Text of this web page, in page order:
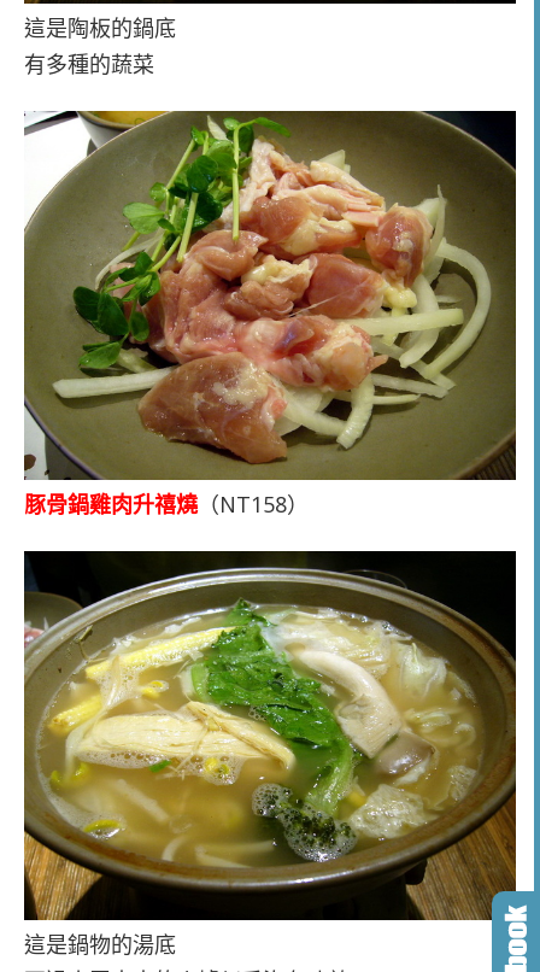
這是陶板的鍋底
有多種的蔬菜
豚骨鍋雞肉升禧燒（NT158）
這是鍋物的湯底